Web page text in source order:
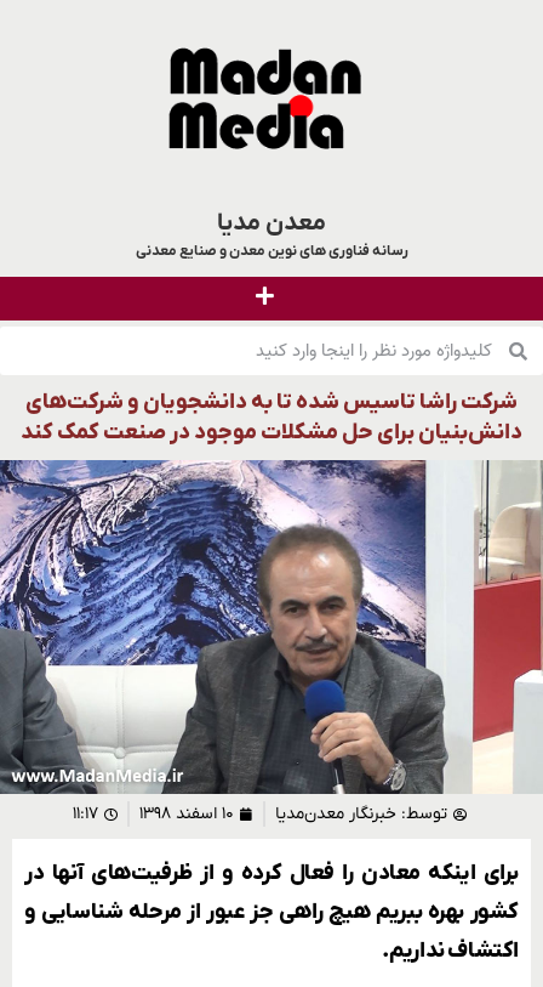
معدن مدیا
رسانه فناوری های نوین معدن و صنایع معدنی
شرکت راشا تاسیس شده تا به دانشجویان و شرکت‌های
دانش‌بنیان برای حل مشکلات موجود در صنعت کمک کند
توسط: خبرنگار معدن‌مدیا ۱۰ اسفند ۱۳۹۸ ۱۱:۱۷
برای اینکه معادن را فعال کرده و از ظرفیت‌های آنها در
کشور بهره ببریم هیچ راهی جز عبور از مرحله شناسایی و
اکتشاف نداریم.